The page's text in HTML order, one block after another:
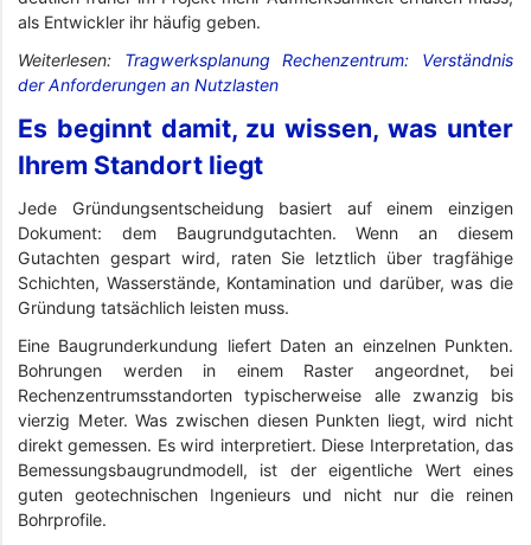
als Entwickler ihr häufig geben.
Weiterlesen: Tragwerksplanung Rechenzentrum: Verständnis
der Anforderungen an Nutzlasten
Es beginnt damit, zu wissen, was unter
Ihrem Standort liegt
Jede Gründungsentscheidung basiert auf einem einzigen
Dokument: dem Baugrundgutachten. Wenn an diesem
Gutachten gespart wird, raten Sie letztlich über tragfähige
Schichten, Wasserstände, Kontamination und darüber, was die
Gründung tatsächlich leisten muss.
Eine Baugrunderkundung liefert Daten an einzelnen Punkten.
Bohrungen werden in einem Raster angeordnet, bei
Rechenzentrumsstandorten typischerweise alle zwanzig bis
vierzig Meter. Was zwischen diesen Punkten liegt, wird nicht
direkt gemessen. Es wird interpretiert. Diese Interpretation, das
Bemessungsbaugrundmodell, ist der eigentliche Wert eines
guten geotechnischen Ingenieurs und nicht nur die reinen
Bohrprofile.